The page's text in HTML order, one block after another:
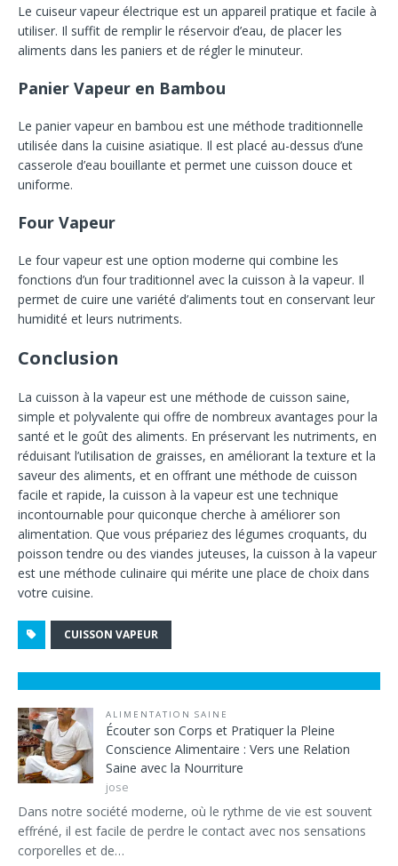
Le cuiseur vapeur électrique est un appareil pratique et facile à
utiliser. Il suffit de remplir le réservoir d’eau, de placer les
aliments dans les paniers et de régler le minuteur.
Panier Vapeur en Bambou
Le panier vapeur en bambou est une méthode traditionnelle
utilisée dans la cuisine asiatique. Il est placé au-dessus d’une
casserole d’eau bouillante et permet une cuisson douce et
uniforme.
Four Vapeur
Le four vapeur est une option moderne qui combine les
fonctions d’un four traditionnel avec la cuisson à la vapeur. Il
permet de cuire une variété d’aliments tout en conservant leur
humidité et leurs nutriments.
Conclusion
La cuisson à la vapeur est une méthode de cuisson saine,
simple et polyvalente qui offre de nombreux avantages pour la
santé et le goût des aliments. En préservant les nutriments, en
réduisant l’utilisation de graisses, en améliorant la texture et la
saveur des aliments, et en offrant une méthode de cuisson
facile et rapide, la cuisson à la vapeur est une technique
incontournable pour quiconque cherche à améliorer son
alimentation. Que vous prépariez des légumes croquants, du
poisson tendre ou des viandes juteuses, la cuisson à la vapeur
est une méthode culinaire qui mérite une place de choix dans
votre cuisine.
CUISSON VAPEUR
ALIMENTATION SAINE
Écouter son Corps et Pratiquer la Pleine
Conscience Alimentaire : Vers une Relation
Saine avec la Nourriture
jose
Dans notre société moderne, où le rythme de vie est souvent
effréné, il est facile de perdre le contact avec nos sensations
corporelles et de…